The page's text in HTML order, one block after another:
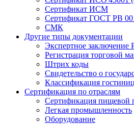
Сертификат ИСМ
Сертификат ГОСТ РВ
СМК
Другие типы документации
Экспертное заключение
Регистрация торговой
Штрих коды
Свидетельство о
Классификация гостиниц
Сертификация по отраслям
Сертификация пищевой
Легкая промышленность
Оборудование